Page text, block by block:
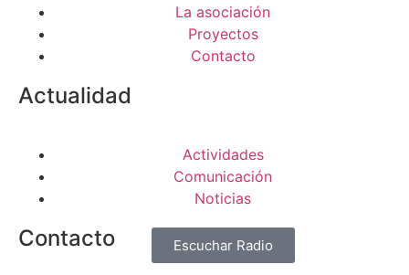
La asociación
Proyectos
Contacto
Actualidad
Actividades
Comunicación
Noticias
Contacto Escuchar Radio